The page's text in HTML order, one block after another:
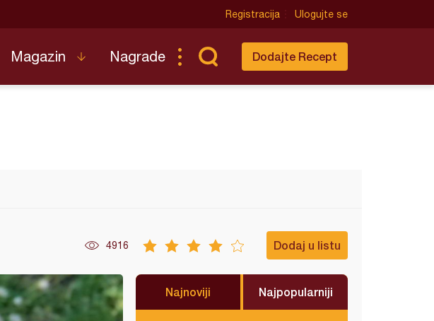
Registracija Ulogujte se
Magazin Nagrade Dodajte Recept
4916 Dodaj u listu
Najnoviji Najpopularniji